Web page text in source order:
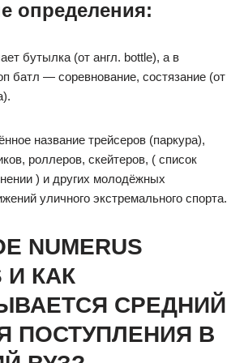
определения:
бутылка (от англ. bottle), а в
батл — соревнование, состязание (от
название трейсеров (паркура),
роллеров, скейтеров, ( список
) и других молодёжных
уличного экстремального спорта.
NUMERUS
И КАК
СРЕДНИЙ
ПОСТУПЛЕНИЯ В